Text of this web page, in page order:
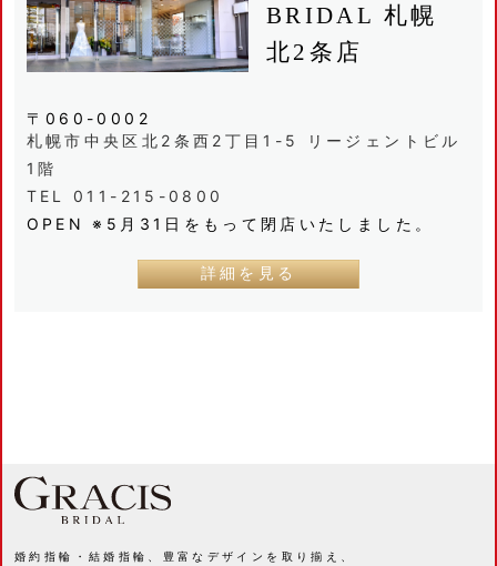
BRIDAL 札幌
北2条店
〒060-0002
札幌市中央区北2条西2丁目1-5 リージェントビル
1階
TEL 011-215-0800
OPEN ※5月31日をもって閉店いたしました。
詳細を見る
婚約指輪・結婚指輪、豊富なデザインを取り揃え、